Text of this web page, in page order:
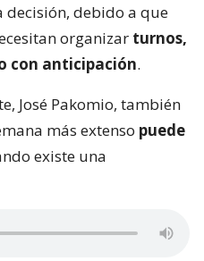
debido a que
organizar turnos,
con anticipación.
José Pakomio, también
más extenso puede
existe una